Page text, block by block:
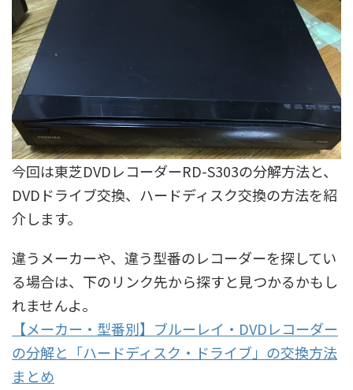
今回は東芝DVDレコーダーRD-S303の分解方法と、
DVDドライブ交換、ハードディスク交換の方法を紹
介します。
違うメーカーや、違う型番のレコーダーを探してい
る場合は、下のリンク先から探すと見つかるかもし
れませんよ。
【メーカー・型番別】ブルーレイ・DVDレコーダー
の分解と「ハードディスク・ドライブ」の交換方法
まとめ